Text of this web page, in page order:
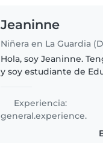
Jeaninne
Hola, soy Jeaninne.
y soy estudiante de
persona amigable,
entusiasta, siempre
crear un ambiente
Experiencia:
general.experience.